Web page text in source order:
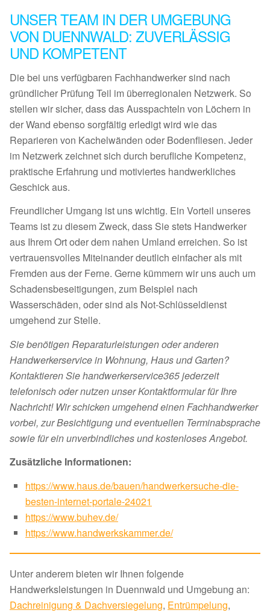
UNSER TEAM IN DER UMGEBUNG
VON DUENNWALD: ZUVERLÄSSIG
UND KOMPETENT
Die bei uns verfügbaren Fachhandwerker sind nach
gründlicher Prüfung Teil im überregionalen Netzwerk. So
stellen wir sicher, dass das Ausspachteln von Löchern in
der Wand ebenso sorgfältig erledigt wird wie das
Reparieren von Kachelwänden oder Bodenfliesen. Jeder
im Netzwerk zeichnet sich durch berufliche Kompetenz,
praktische Erfahrung und motiviertes handwerkliches
Geschick aus.
Freundlicher Umgang ist uns wichtig. Ein Vorteil unseres
Teams ist zu diesem Zweck, dass Sie stets Handwerker
aus Ihrem Ort oder dem nahen Umland erreichen. So ist
vertrauensvolles Miteinander deutlich einfacher als mit
Fremden aus der Ferne. Gerne kümmern wir uns auch um
Schadensbeseitigungen, zum Beispiel nach
Wasserschäden, oder sind als Not-Schlüsseldienst
umgehend zur Stelle.
Sie benötigen Reparaturleistungen oder anderen
Handwerkerservice in Wohnung, Haus und Garten?
Kontaktieren Sie handwerkerservice365 jederzeit
telefonisch oder nutzen unser Kontaktformular für Ihre
Nachricht! Wir schicken umgehend einen Fachhandwerker
vorbei, zur Besichtigung und eventuellen Terminabsprache
sowie für ein unverbindliches und kostenloses Angebot.
Zusätzliche Informationen:
https://www.haus.de/bauen/handwerkersuche-die-
besten-internet-portale-24021
https://www.buhev.de/
https://www.handwerkskammer.de/
Unter anderem bieten wir Ihnen folgende
Handwerksleistungen in Duennwald und Umgebung an:
Dachreinigung & Dachversiegelung, Entrümpelung,